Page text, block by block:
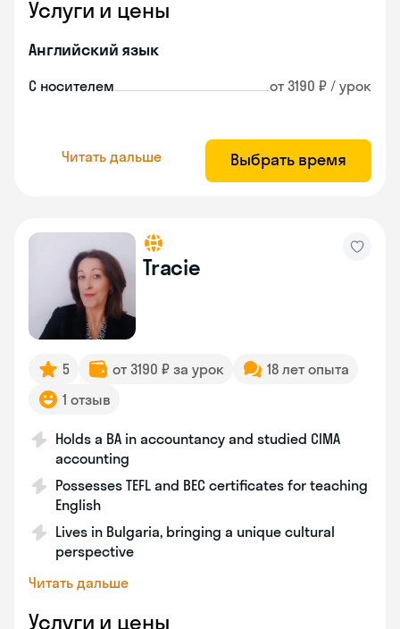
Услуги и цены
Английский язык
С носителем от 3190 ₽ / урок
Читать дальше Выбрать время
Tracie
5 от 3190 ₽ за урок
18 лет опыта
1 отзыв
Holds a BA in accountancy and studied CIMA
accounting
Possesses TEFL and BEC certificates for teaching
English
Lives in Bulgaria, bringing a unique cultural
perspective
Читать дальше
Услуги и цены